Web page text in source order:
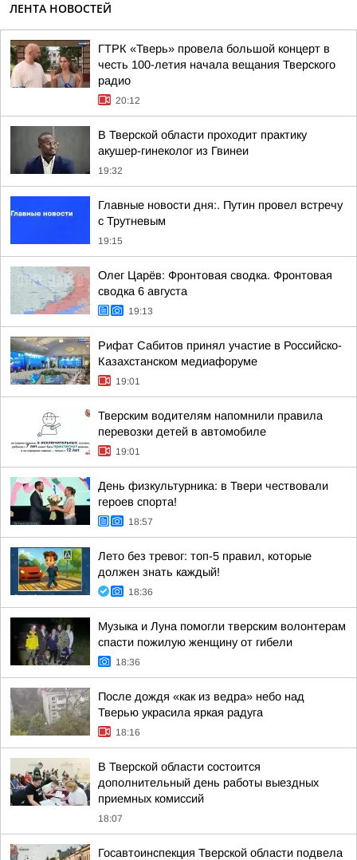
ЛЕНТА НОВОСТЕЙ
ГТРК «Тверь» провела большой концерт в
честь 100-летия начала вещания Тверского
радио
20:12
В Тверской области проходит практику
акушер-гинеколог из Гвинеи
19:32
Главные новости дня:. Путин провел встречу
с Трутневым
19:15
Олег Царёв: Фронтовая сводка. Фронтовая
сводка 6 августа
19:13
Рифат Сабитов принял участие в Российско-
Казахстанском медиафоруме
19:01
Тверским водителям напомнили правила
перевозки детей в автомобиле
19:01
День физкультурника: в Твери чествовали
героев спорта!
18:57
Лето без тревог: топ-5 правил, которые
должен знать каждый!
18:36
Музыка и Луна помогли тверским волонтерам
спасти пожилую женщину от гибели
18:36
После дождя «как из ведра» небо над
Тверью украсила яркая радуга
18:16
В Тверской области состоится
дополнительный день работы выездных
приемных комиссий
18:07
Госавтоинспекция Тверской области подвела